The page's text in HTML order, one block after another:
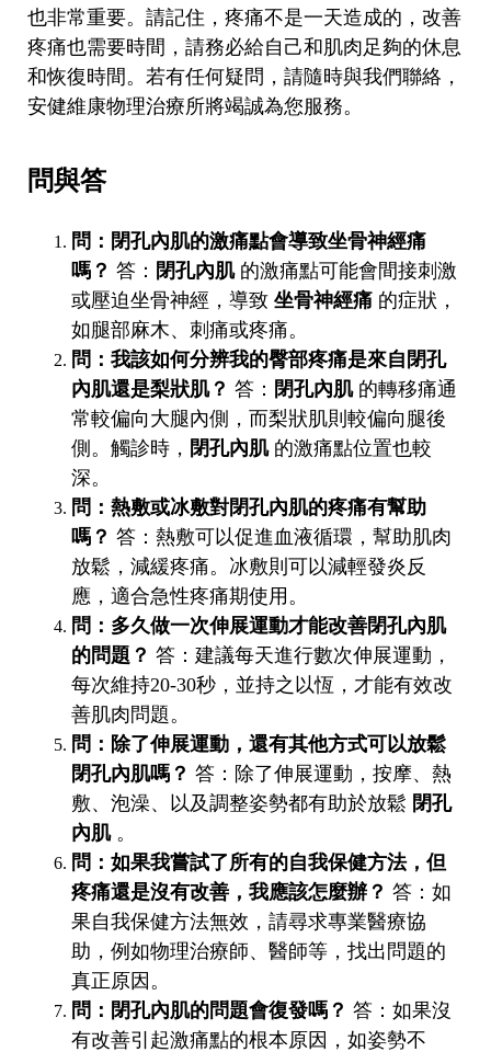
也非常重要。請記住，疼痛不是一天造成的，改善
疼痛也需要時間，請務必給自己和肌肉足夠的休息
和恢復時間。若有任何疑問，請隨時與我們聯絡，
安健維康物理治療所將竭誠為您服務。
問與答
問：閉孔內肌的激痛點會導致坐骨神經痛
嗎？ 答： 閉孔內肌的激痛點可能會間接刺激
或壓迫坐骨神經，導致坐骨神經痛 的症狀，
如腿部麻木、刺痛或疼痛。
問：我該如何分辨我的臀部疼痛是來自閉孔
內肌還是梨狀肌？ 答： 閉孔內肌的轉移痛通
常較偏向大腿內側，而梨狀肌則較偏向腿後
側。觸診時， 閉孔內肌的激痛點位置也較
深。
問：熱敷或冰敷對閉孔內肌的疼痛有幫助
嗎？ 答：熱敷可以促進血液循環，幫助肌肉
放鬆，減緩疼痛。冰敷則可以減輕發炎反
應，適合急性疼痛期使用。
問：多久做一次伸展運動才能改善閉孔內肌
的問題？ 答：建議每天進行數次伸展運動，
每次維持20-30秒，並持之以恆，才能有效改
善肌肉問題。
問：除了伸展運動，還有其他方式可以放鬆
閉孔內肌嗎？ 答：除了伸展運動，按摩、熱
敷、泡澡、以及調整姿勢都有助於放鬆 閉孔
內肌。
問：如果我嘗試了所有的自我保健方法，但
疼痛還是沒有改善，我應該怎麼辦？ 答：如
果自我保健方法無效，請尋求專業醫療協
助，例如物理治療師、醫師等，找出問題的
真正原因。
問：閉孔內肌的問題會復發嗎？ 答：如果沒
有改善引起激痛點的根本原因，如姿勢不